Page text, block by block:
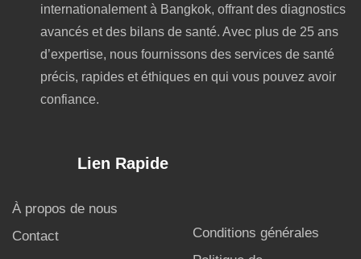
internationalement à Bangkok, offrant des diagnostics
avancés et des bilans de santé. Avec plus de 25 ans
d’expertise, nous fournissons des services de santé
précis, rapides et éthiques en qui vous pouvez avoir
confiance.
Lien Rapide
À propos de nous
Contact
Conditions générales